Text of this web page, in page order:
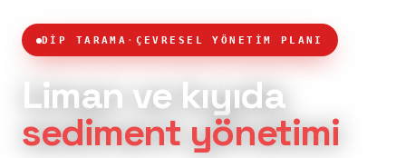
DİP TARAMA · ÇEVRESEL YÖNETİM PLANI
Liman ve kıyıda
sediment yönetimi